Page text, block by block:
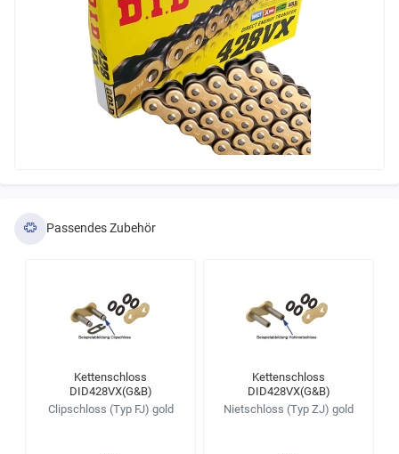
Passendes Zubehör
Kettenschloss
DID428VX(G&B)
Clipschloss (Typ FJ) gold
Kettenschloss
DID428VX(G&B)
Nietschloss (Typ ZJ) gold